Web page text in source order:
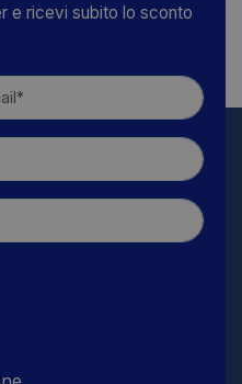
e ricevi subito lo sconto